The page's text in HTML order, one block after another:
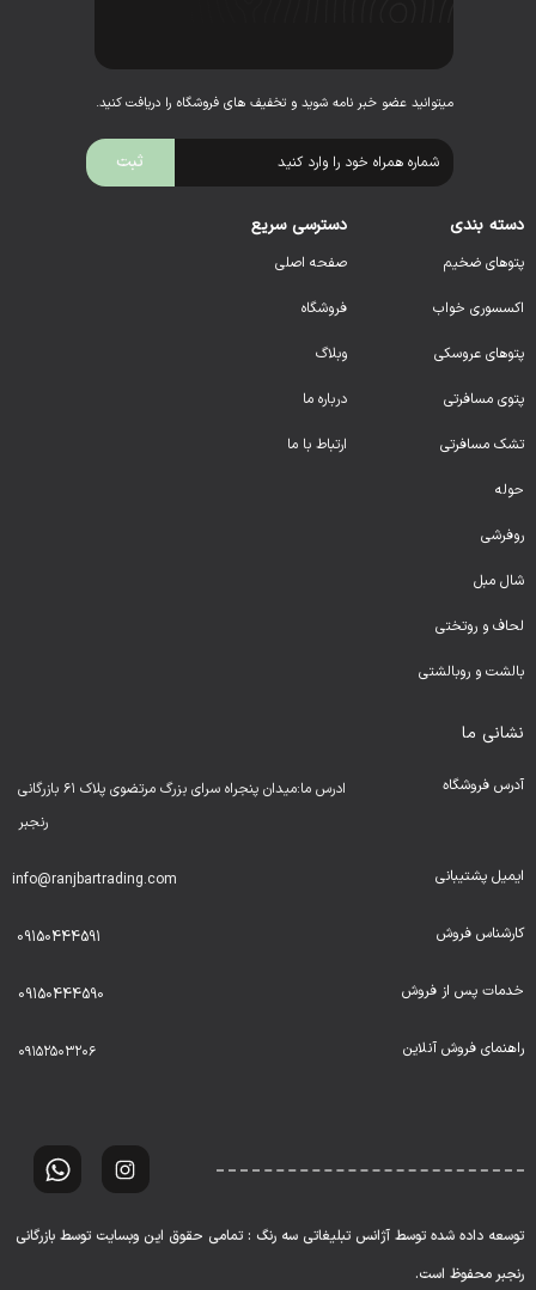
میتوانید عضو خبر نامه شوید و تخفیف های فروشگاه را دریافت کنید.
دسته بندی
پتوهای ضخیم
اکسسوری خواب
پتوهای عروسکی
پتوی مسافرتی
تشک مسافرتی
حوله
روفرشی
شال مبل
لحاف و روتختی
بالشت و روبالشتی
دسترسی سریع
صفحه اصلی
فروشگاه
وبلاگ
درباره ما
ارتباط با ما
نشانی ما
آدرس فروشگاه
ادرس ما:میدان پنجراه سرای بزرگ مرتضوی پلاک ۶۱ بازرگانی
رنجبر
ایمیل پشتیبانی info@ranjbartrading.com
کارشناس فروش 09150444591
خدمات پس از فروش 09150444590
راهنمای فروش آنلاین ۰۹۱۵۲۵۰۳۲۰۶
توسعه داده شده توسط آژانس تبلیغاتی سه رنگ : تمامی حقوق این وبسایت توسط بازرگانی
رنجبر محفوظ است.